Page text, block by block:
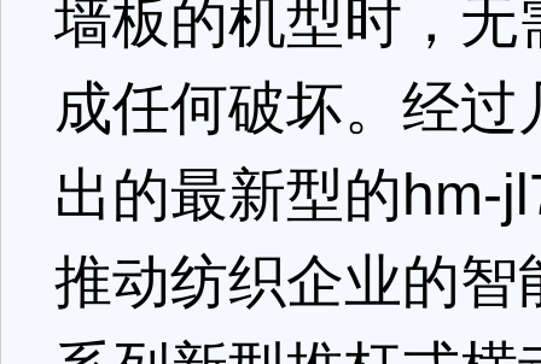
墙板的机型时，
成任何破坏。经
出的最新型的hm-
推动纺织企业的智